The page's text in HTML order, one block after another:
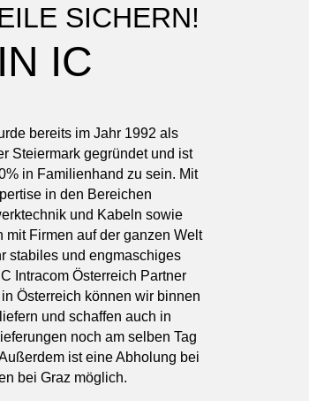
SICHERN!
IC
bereits im Jahr 1992 als
Steiermark gegründet und ist
in Familienhand zu sein. Mit
in den Bereichen
und Kabeln sowie
mit Firmen auf der ganzen Welt
stabiles und engmaschiges
Intracom Österreich Partner
Österreich können wir binnen
und schaffen auch in
noch am selben Tag
ist eine Abholung bei
bei Graz möglich.